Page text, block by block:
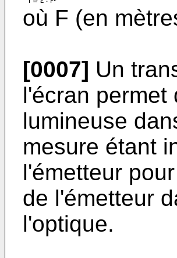
où F (en
[0007] Un
l'écran permet
lumineuse
mesure étant
l'émetteur
de l'émetteur
l'optique.